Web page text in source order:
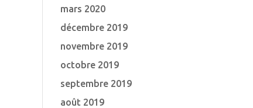
mars 2020
décembre 2019
novembre 2019
octobre 2019
septembre 2019
août 2019